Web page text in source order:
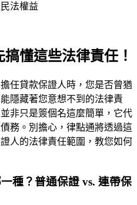
民法權益
懂這些法律責任！
任貸款保證人時，您是否曾猶
隱藏著您意想不到的法律責
非只是簽個名這麼簡單，它代
務。別擔心，律點通將透過這
人的法律責任範圍，教您如何
種？普通保證 vs. 連帶保